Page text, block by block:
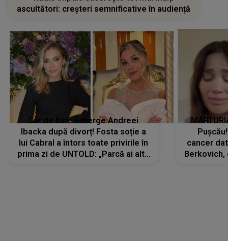
ascultători: creșteri semnificative în audiență
Cât de bine îi merge Andreei
Ibacka după divorț! Fosta soție a
lui Cabral a întors toate privirile în
prima zi de UNTOLD: „Parcă ai altă
cancer
Berkovich,